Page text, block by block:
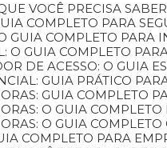
VOCÊ PRECISA SABER
COMPLETO PARA
GUIA COMPLETO PARA
O GUIA COMPLETO
DE ACESSO: O GUIA
GUIA PRÁTICO
GUIA COMPLETO
O GUIA
O GUIA
COMPLETO PARA